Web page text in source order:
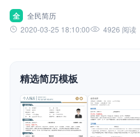
AI 优化简历
AI 翻译简历
AI 模拟面试
面试自我介绍
AI 职场工具 New
全
全民简历
2020-03-25 18:10:00
4926 阅读
精选简历模板